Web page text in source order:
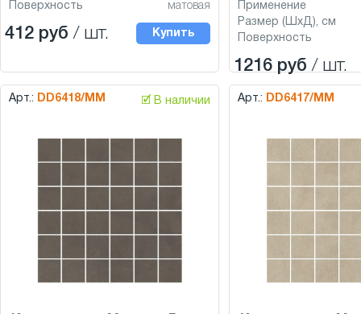
Поверхность
матовая
412 руб / шт. Купить
Применение
Размер (ШхД), см
Поверхность
1216 руб / шт.
Арт.: DD6418/MM 🗹 В наличии Арт.: DD6417/MM